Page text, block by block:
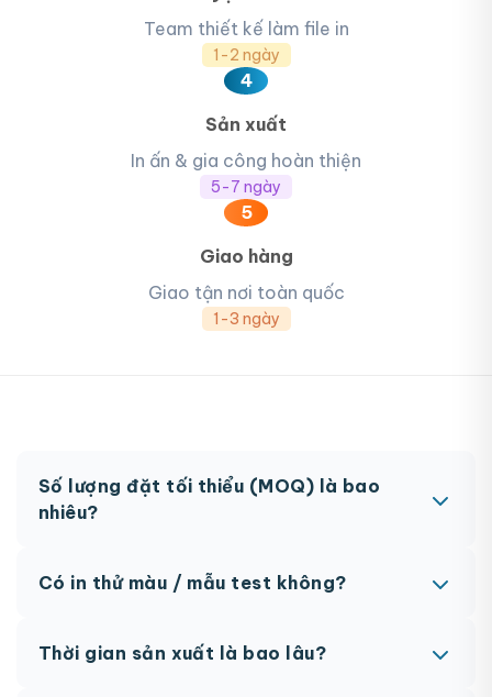
Team thiết kế làm file in
1-2 ngày
4
Sản xuất
In ấn & gia công hoàn thiện
5-7 ngày
5
Giao hàng
Giao tận nơi toàn quốc
1-3 ngày
Số lượng đặt tối thiểu (MOQ) là bao
nhiêu?
đặc biệt có thể có MOQ khác nhau.
Có in thử màu / mẫu test không?
trà. Chi phí in thử sẽ được tính vào đơn hàng
Thời gian sản xuất là bao lâu?